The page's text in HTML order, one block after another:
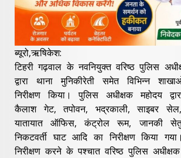
ब्यूरो,ऋषिकेश:
टिहरी गढ़वाल के नवनियुक्त वरिष्ठ पुलिस
द्वारा थाना मुनिकीरेती समेत विभिन्न
निरीक्षण किया। पुलिस अधीक्षक महोदय
कैलाश गेट, तपोवन, भद्रकाली, साइबर
यातायात ऑफिस, कंट्रोल रूम, जानकी
निकटवर्ती घाट आदि का निरीक्षण किया
निरीक्षण करने के पश्चात वरिष्ठ पुलिस